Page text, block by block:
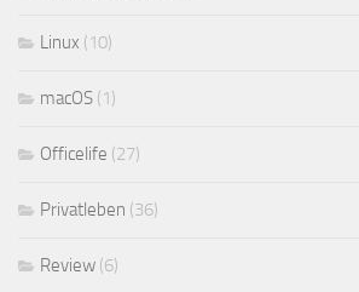
Linux (10)
macOS (1)
Officelife (27)
Privatleben (36)
Review (6)